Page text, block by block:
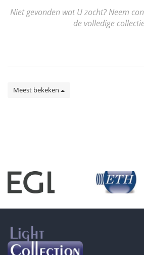
Niet gevonden wat U zocht? Neem
de volledige
Meest bekeken